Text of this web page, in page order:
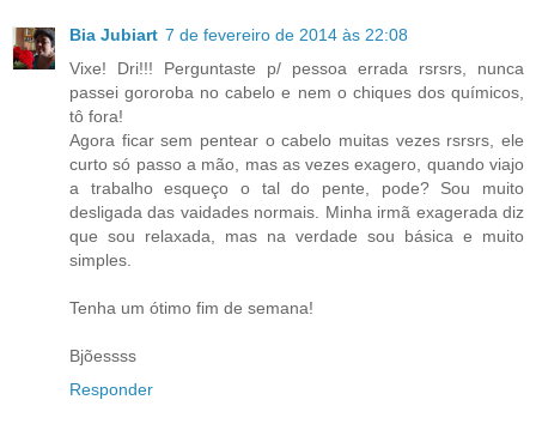
Bia Jubiart 7 de fevereiro de 2014 às 22:08
Vixe! Dri!!! Perguntaste p/ pessoa errada rsrsrs, nunca
passei gororoba no cabelo e nem o chiques dos químicos,
tô fora!
Agora ficar sem pentear o cabelo muitas vezes rsrsrs, ele
curto só passo a mão, mas as vezes exagero, quando viajo
a trabalho esqueço o tal do pente, pode? Sou muito
desligada das vaidades normais. Minha irmã exagerada diz
que sou relaxada, mas na verdade sou básica e muito
simples.
Tenha um ótimo fim de semana!
Bjõessss
Responder